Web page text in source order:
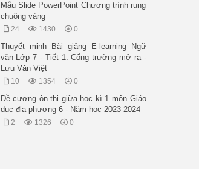
Mẫu Slide PowerPoint Chương trình rung
chuông vàng
24 1430 0
Thuyết minh Bài giảng E-learning Ngữ
văn Lớp 7 - Tiết 1: Cổng trường mở ra -
Lưu Văn Việt
10 1354 0
Đề cương ôn thi giữa học kì 1 môn Giáo
dục địa phương 6 - Năm học 2023-2024
2 1326 0